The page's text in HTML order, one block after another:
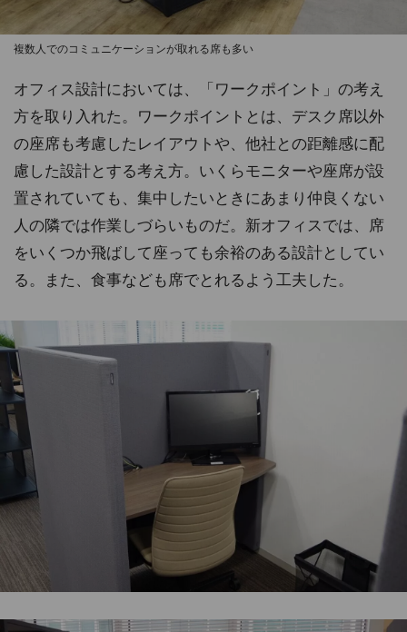
複数人でのコミュニケーションが取れる席も多い
オフィス設計においては、「ワークポイント」の考え
方を取り入れた。ワークポイントとは、デスク席以外
の座席も考慮したレイアウトや、他社との距離感に配
慮した設計とする考え方。いくらモニターや座席が設
置されていても、集中したいときにあまり仲良くない
人の隣では作業しづらいものだ。新オフィスでは、席
をいくつか飛ばして座っても余裕のある設計としてい
る。また、食事なども席でとれるよう工夫した。